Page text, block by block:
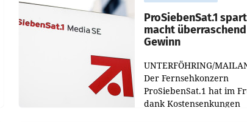
ProSiebenSat.1
macht
Gewinn
UNTERFÖHRING/
Der Fernsehkonzern
ProSiebenSat.1 hat im
dank Kostensenkungen